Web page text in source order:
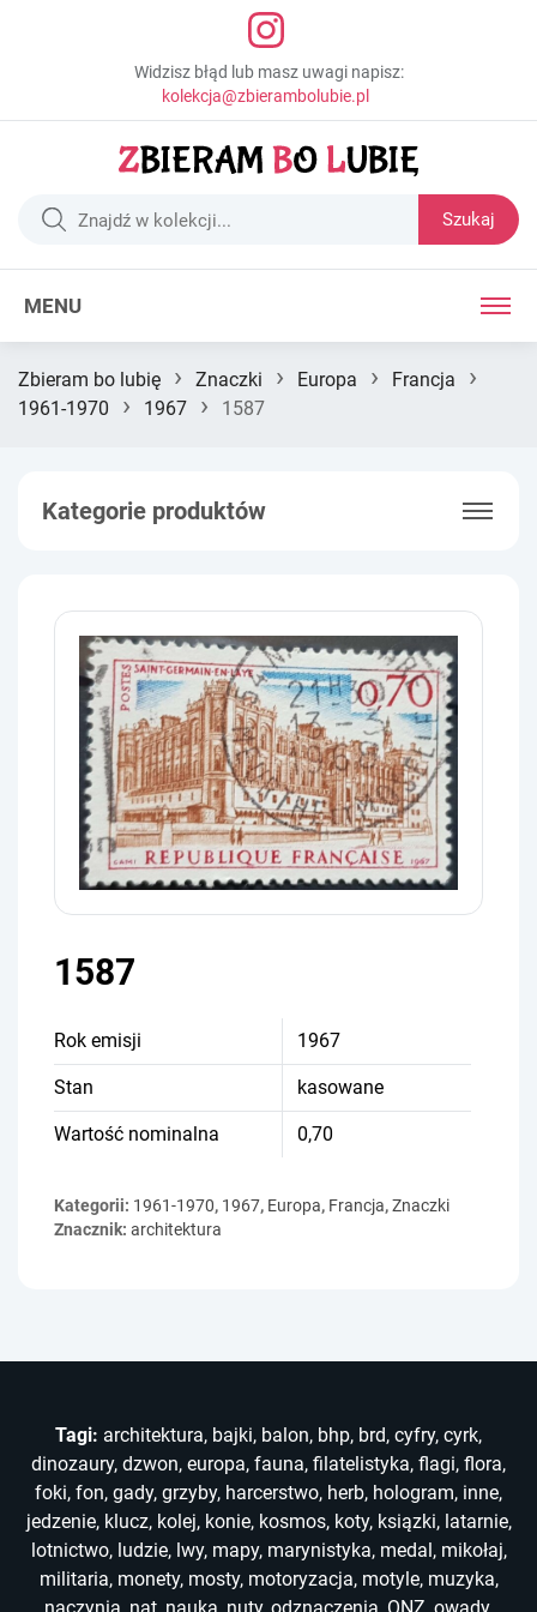
Widzisz błąd lub masz uwagi napisz:
kolekcja@zbierambolubie.pl
Szukaj
MENU
Zbieram bo lubię › Znaczki › Europa › Francja ›
1961-1970 › 1967 › 1587
Kategorie produktów
1587
Rok emisji 1967
Stan kasowane
Wartość nominalna 0,70
Kategorii: 1961-1970, 1967, Europa, Francja,Znaczki
Znacznik: architektura
Tagi: architektura, bajki, balon, bhp, brd, cyfry, cyrk,
dinozaury, dzwon, europa, fauna, filatelistyka, flagi, flora,
foki, fon, gady, grzyby, harcerstwo, herb, hologram, inne,
jedzenie, klucz, kolej, konie, kosmos, koty, ksiązki, latarnie,
lotnictwo, ludzie, lwy, mapy, marynistyka, medal , mikołaj,
militaria, monety, mosty, motoryzacja, motyle, muzyka,